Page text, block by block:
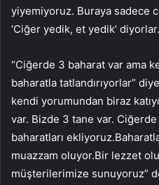
yiyemiyoruz. Buraya sadece
‘Ciğer yedik, et yedik’ diyorlar.
“Ciğerde 3 baharat var ama
baharatla tatlandırıyorlar”
kendi yorumundan biraz
var. Bizde 3 tane var.
baharatları
muazzam oluyor.Bir lezzet
müşterilerimize sunuyoruz”